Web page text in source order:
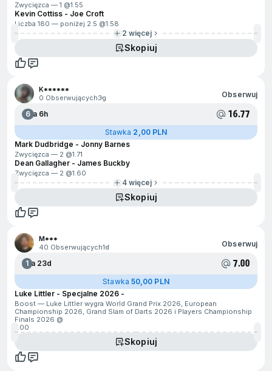
Zwycięzca — 1 @1.55
Kevin Cottiss - Joe Croft
Liczba 180 — poniżej 2.5 @1.58
2 więcej
Skopiuj
K******
0 Obserwujących3g Obserwuj
6Za 6h 16.77
Stawka 2,00 PLN
Mark Dudbridge - Jonny Barnes
Zwycięzca — 2 @1.71
Dean Gallagher - James Buckby
Zwycięzca — 2 @1.60
4 więcej
Skopiuj
M***
40 Obserwujących1d Obserwuj
1Za 23d 7.00
Stawka 50,00 PLN
Luke Littler - Specjalne 2026 -
Boost — Luke Littler wygra World Grand Prix 2026, European
Championship 2026, Grand Slam of Darts 2026 i Players Championship
Finals 2026 @
7.00
Skopiuj